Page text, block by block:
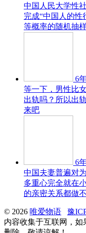
中国人民大学性
完成“中国人的性
等概率的随机抽
6
等一下，男性比
出轨吗？所以出
来吧
6
中国夫妻普遍对
多重心完全就在
的亲密关系都做
© 2026 唯爱物语 豫
内容收集于互联网，